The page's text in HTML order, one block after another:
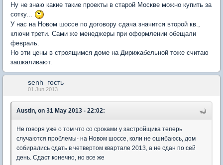
Ну не знаю какие такие проекты в старой Москве можно купить за
сотку...
У нас на Новом шоссе по договору сдача значится второй кв.,
ключи трети. Сами же менеджеры при оформлении обещали
февраль.
Но эти цены в строящимся доме на Дирижабельной тоже считаю
зашкаливают.
senh_гость
01 Jun 2013
Austin, on 31 May 2013 - 22:02:
Не говоря уже о том что со сроками у застройщика теперь
случаются проблемы- на Новом шоссе, коли не ошибаюсь, дом
собирались сдать в четвертом квартале 2013, а не сдан по сей
день. Сдаст конечно, но все же